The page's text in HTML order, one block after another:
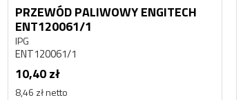
PRZEWÓD PALIWOWY ENGITECH
ENT120061/1
IPG
ENT120061/1
10,40 zł
8,46 zł netto